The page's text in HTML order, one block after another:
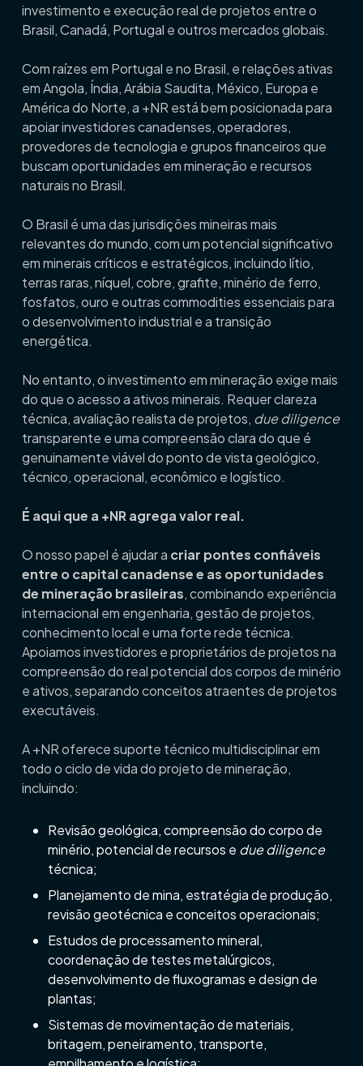
investimento e execução real de projetos entre o
Brasil, Canadá, Portugal e outros mercados globais.
Com raízes em Portugal e no Brasil, e relações ativas
em Angola, Índia, Arábia Saudita, México, Europa e
América do Norte, a +NR está bem posicionada para
apoiar investidores canadenses, operadores,
provedores de tecnologia e grupos financeiros que
buscam oportunidades em mineração e recursos
naturais no Brasil.
O Brasil é uma das jurisdições mineiras mais
relevantes do mundo, com um potencial significativo
em minerais críticos e estratégicos, incluindo lítio,
terras raras, níquel, cobre, grafite, minério de ferro,
fosfatos, ouro e outras commodities essenciais para
o desenvolvimento industrial e a transição
energética.
No entanto, o investimento em mineração exige mais
do que o acesso a ativos minerais. Requer clareza
técnica, avaliação realista de projetos, due diligence
transparente e uma compreensão clara do que é
genuinamente viável do ponto de vista geológico,
técnico, operacional, econômico e logístico.
É aqui que a +NR agrega valor real.
O nosso papel é ajudar a criar pontes confiáveis
entre o capital canadense e as oportunidades
de mineração brasileiras, combinando experiência
internacional em engenharia, gestão de projetos,
conhecimento local e uma forte rede técnica.
Apoiamos investidores e proprietários de projetos na
compreensão do real potencial dos corpos de minério
e ativos, separando conceitos atraentes de projetos
executáveis.
A +NR oferece suporte técnico multidisciplinar em
todo o ciclo de vida do projeto de mineração,
incluindo:
Revisão geológica, compreensão do corpo de
minério, potencial de recursos e due diligence
técnica;
Planejamento de mina, estratégia de produção,
revisão geotécnica e conceitos operacionais;
Estudos de processamento mineral,
coordenação de testes metalúrgicos,
desenvolvimento de fluxogramas e design de
plantas;
Sistemas de movimentação de materiais,
britagem, peneiramento, transporte,